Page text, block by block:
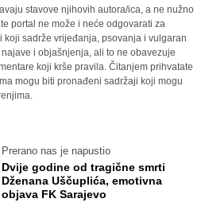
stavove njihovih autora/ica, a ne nužno
portal ne može i neće odgovarati za
koji sadrže vrijeđanja, psovanja i vulgaran
i objašnjenja, ali to ne obavezuje
koji krše pravila. Čitanjem prihvatate
mogu biti pronađeni sadržaji koji mogu
Prerano nas je napustio
Dvije godine od tragične smrti
Dženana Uščuplića, emotivna
objava FK Sarajevo